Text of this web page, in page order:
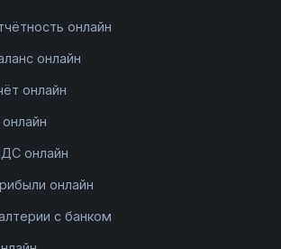
онлайн
онлайн
онлайн
онлайн
онлайн
с банком